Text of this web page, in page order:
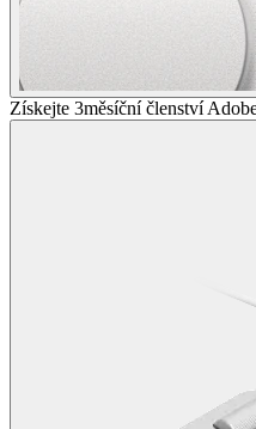
Získejte 3měsíční členství